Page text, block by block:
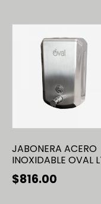
JABONERA ACERO
INOXIDABLE OVAL
$816.00